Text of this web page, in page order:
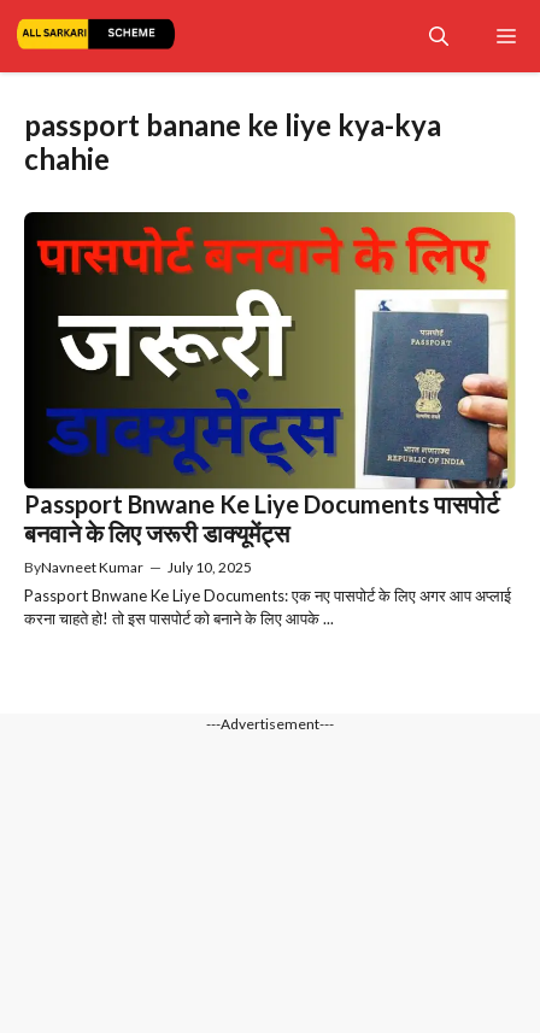
passport banane ke liye kya-kya
chahie
Passport Bnwane Ke Liye Documents पासपोर्ट
बनवाने के लिए जरूरी डाक्यूमेंट्स
ByNavneet Kumar — July 10, 2025
Passport Bnwane Ke Liye Documents: एक नए पासपोर्ट के लिए अगर आप अप्लाई
करना चाहते हो! तो इस पासपोर्ट को बनाने के लिए आपके ...
---Advertisement---